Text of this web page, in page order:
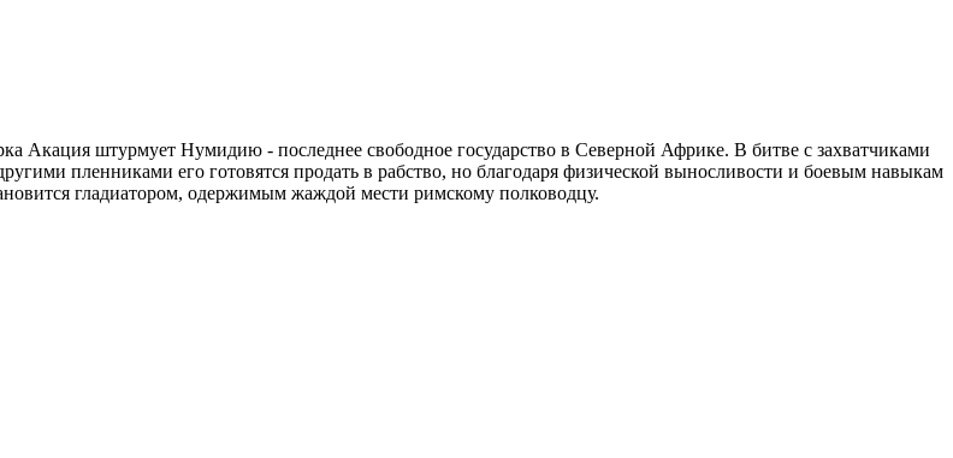
Акация штурмует Нумидию - последнее свободное государство в Северной Африке. В битве с захватчиками
пленниками его готовятся продать в рабство, но благодаря физической выносливости и боевым навыкам
гладиатором, одержимым жаждой мести римскому полководцу.